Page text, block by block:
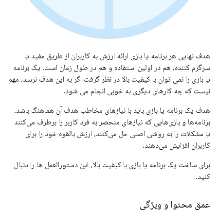
هدف نهایی هر برنامه یا بازی ارائه ارزش به کاربران از طریق مفید یا
سرگرم کننده، هم در اولین استفاده و هم در طول زمان است. یک برنامه
یا بازی را نمی توان با کیفیت بالا در نظر گرفت اگر به این هدف نرسد، مهم
نیست که چه کارهای دیگری به خوبی انجام می شود.
هدف یک برنامه یا بازی باید با نیازهای مخاطب هدف آن هماهنگ باشد.
برنامه‌ها و بازی‌هایی که نیازهای منحصر به فرد کاربر را برطرف می‌کنند
یا مشکلات را به روشی اصلی حل می‌کنند، ارزش بالقوه خود را برای
کاربران افزایش می‌دهند.
برای ساخت یک برنامه یا بازی با کیفیت بالا، این دستورالعمل ها را دنبال
کنید.
عمق محتوا و ویژگی